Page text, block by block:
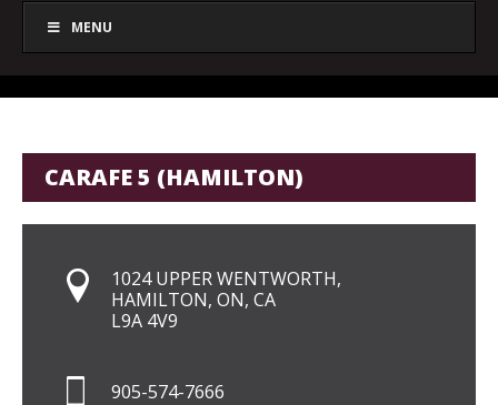
MENU
CARAFE 5 (HAMILTON)
1024 UPPER WENTWORTH,
HAMILTON, ON, CA
L9A 4V9
905-574-7666